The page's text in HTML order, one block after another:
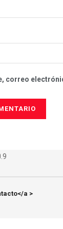
correo
a >